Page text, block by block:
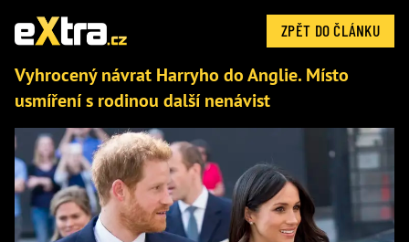
ZPĚT DO ČLÁNKU
Vyhrocený návrat Harryho do Anglie. Místo
usmíření s rodinou další nenávist